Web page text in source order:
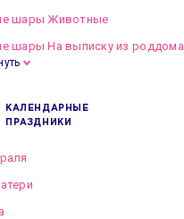
шары Животные
шары На выписку из роддома
КАЛЕНДАРНЫЕ
ПРАЗДНИКИ